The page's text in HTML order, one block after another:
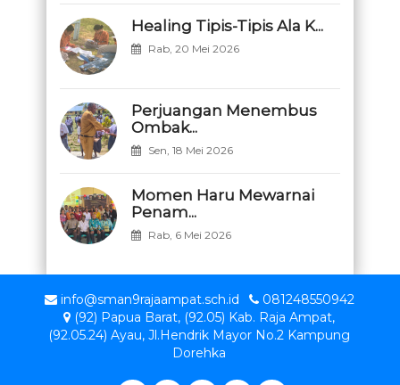
Healing Tipis-Tipis Ala K...
Rab, 20 Mei 2026
Perjuangan Menembus
Ombak...
Sen, 18 Mei 2026
Momen Haru Mewarnai
Penam...
Rab, 6 Mei 2026
info@sman9rajaampat.sch.id
081248550942
(92) Papua Barat, (92.05) Kab. Raja Ampat,
(92.05.24) Ayau, Jl.Hendrik Mayor No.2 Kampung
Dorehka